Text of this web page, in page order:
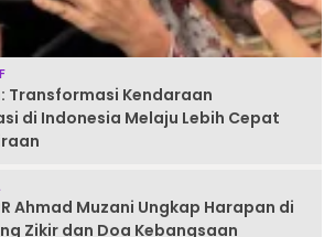
Transformasi Kendaraan
di Indonesia Melaju Lebih Cepat
Ahmad Muzani Ungkap Harapan di
Zikir dan Doa Kebangsaan